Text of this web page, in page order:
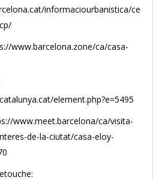
informaciourbanistica/ce
www.barcelona.zone/ca/casa-
element.php?e=5495
www.meet.barcelona/ca/visita-
de-la-ciutat/casa-eloy-